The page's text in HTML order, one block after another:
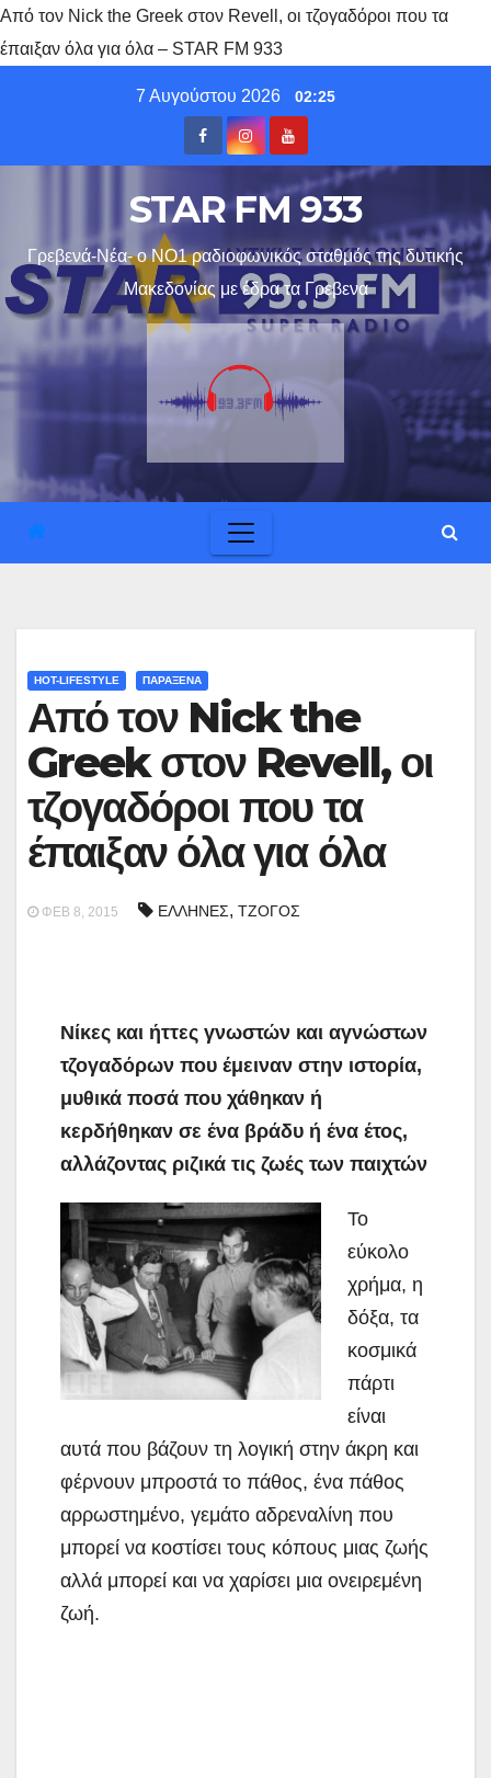
Από τον Nick the Greek στον Revell, οι τζογαδόροι που τα
έπαιξαν όλα για όλα – STAR FM 933
7 Αυγούστου 2026 02:25
STAR FM 933
Γρεβενά-Νέα- ο ΝΟ1 ραδιοφωνικός σταθμός της δυτικής
Μακεδονίας με έδρα τα Γρεβενα
HOT-LIFESTYLE ΠΑΡΑΞΕΝΑ
Από τον Nick the
Greek στον Revell, οι
τζογαδόροι που τα
έπαιξαν όλα για όλα
ΦΕΒ 8, 2015 ΕΛΛΗΝΕΣ, ΤΖΟΓΟΣ
Νίκες και ήττες γνωστών και αγνώστων
τζογαδόρων που έμειναν στην ιστορία,
μυθικά ποσά που χάθηκαν ή
κερδήθηκαν σε ένα βράδυ ή ένα έτος,
αλλάζοντας ριζικά τις ζωές των παιχτών
Το
εύκολο
χρήμα, η
δόξα, τα
κοσμικά
πάρτι
είναι
αυτά που βάζουν τη λογική στην άκρη και
φέρνουν μπροστά το πάθος, ένα πάθος
αρρωστημένο, γεμάτο αδρεναλίνη που
μπορεί να κοστίσει τους κόπους μιας ζωής
αλλά μπορεί και να χαρίσει μια ονειρεμένη
ζωή.